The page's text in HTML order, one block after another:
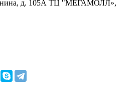
д. 105А ТЦ "МЕГАМОЛЛ»,